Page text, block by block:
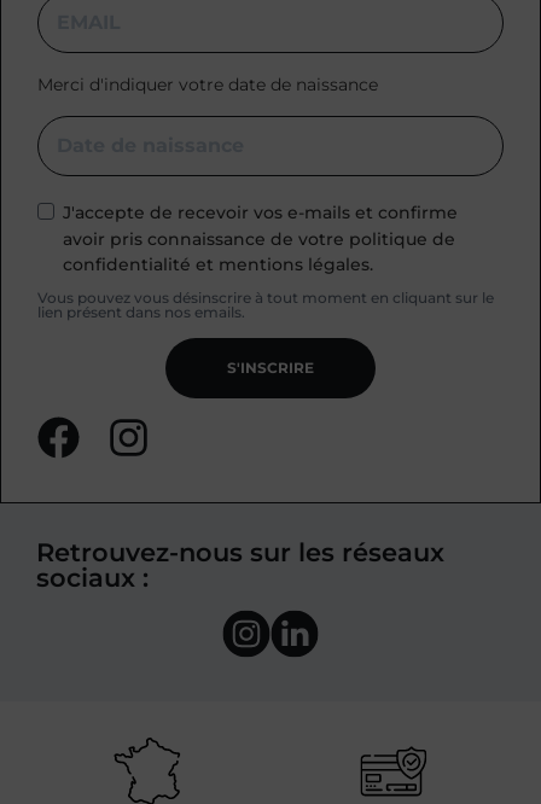
Merci d'indiquer votre date de naissance
J'accepte de recevoir vos e-mails et confirme
avoir pris connaissance de votre politique de
confidentialité et mentions légales.
Vous pouvez vous désinscrire à tout moment en cliquant sur le
lien présent dans nos emails.
S'INSCRIRE
Retrouvez-nous sur les réseaux
sociaux :